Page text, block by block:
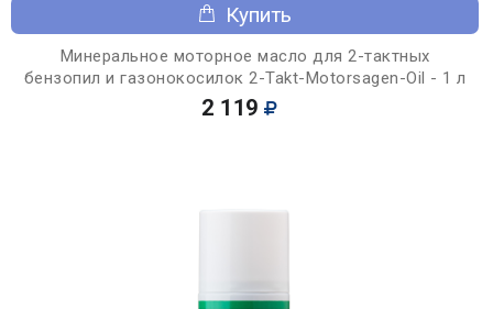
Купить
Минеральное моторное масло для 2-тактных
бензопил и газонокосилок 2-Takt-Motorsagen-Oil - 1 л
2 119